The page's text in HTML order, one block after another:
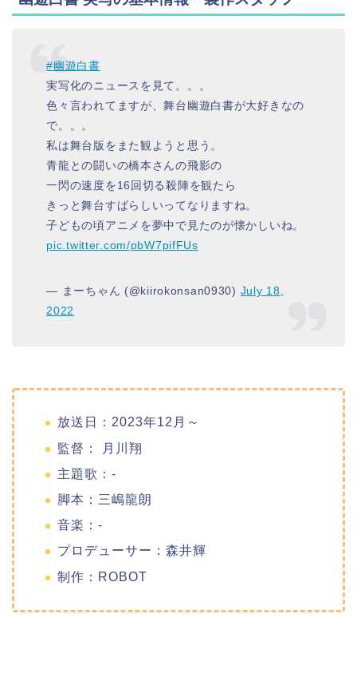
#幽遊白書
実写化のニュースを見て。。。
色々言われてますが、舞台幽遊白書が大好きなの
で。。。
私は舞台版をまた観ようと思う。
青龍との闘いの橋本さんの飛影の
一閃の速度を16回切る殺陣を観たら
きっと舞台すばらしいってなりますね。
子どもの頃アニメを夢中で見たのが懐かしいね。
pic.twitter.com/pbW7pifFUs
— まーちゃん (@kiirokonsan0930) July 18,
2022
放送日：2023年12月～
監督： 月川翔
主題歌：-
脚本：三嶋龍朗
音楽：-
プロデューサー：森井輝
制作：ROBOT